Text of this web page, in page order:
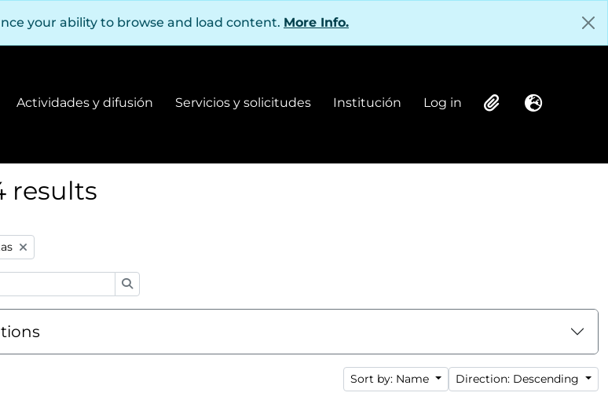
your ability to browse and load content. More Info.
Actividades y difusión
Actividades y difusión
Servicios y solicitudes Institución
Institución
Log in
Log in ClipboardLanguage
results
Sort by: Name Direction: Descending